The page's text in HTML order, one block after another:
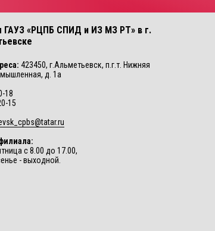
ГАУЗ «РЦПБ СПИД и ИЗ МЗ РТ» в г.
423450, г.Альметьевск, п.г.т. Нижняя
д. 1а
18
15
с 8.00 до 17.00,
- выходной.